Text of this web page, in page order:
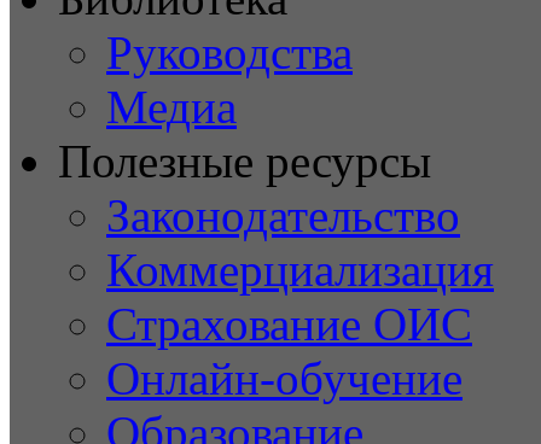
Руководства
Медиа
Полезные ресурсы
Законодательство
Коммерциализация
Страхование ОИС
Онлайн-обучение
Образование